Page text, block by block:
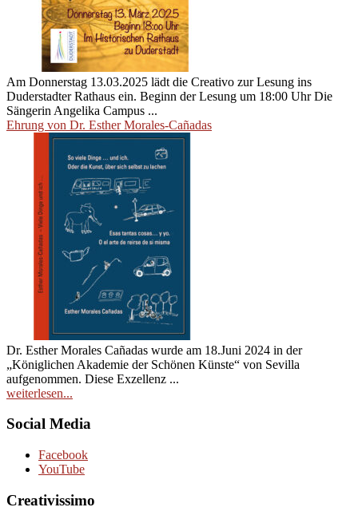
Am Donnerstag 13.03.2025 lädt die Creativo zur Lesung ins
Duderstadter Rathaus ein. Beginn der Lesung um 18:00 Uhr Die
Sängerin Angelika Campus ...
Ehrung von Dr. Esther Morales-Cañadas
Dr. Esther Morales Cañadas wurde am 18.Juni 2024 in der
„Königlichen Akademie der Schönen Künste“ von Sevilla
aufgenommen. Diese Exzellenz ...
weiterlesen...
Social Media
Facebook
YouTube
Creativissimo